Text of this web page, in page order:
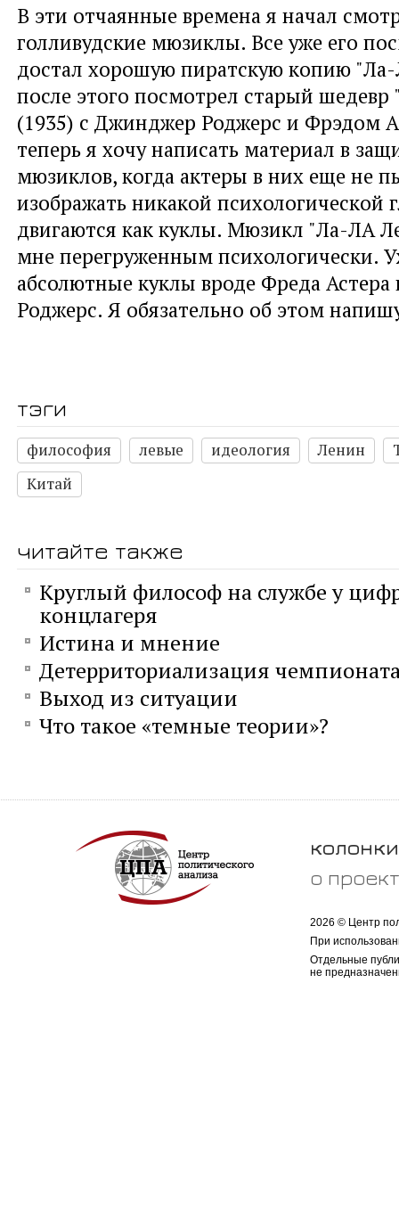
В эти отчаянные времена я начал
голливудские мюзиклы. Все уже его
достал хорошую пиратскую копию
после этого посмотрел старый
(1935) с Джинджер Роджерс и Фрэдом
теперь я хочу написать материал в
мюзиклов, когда актеры в них еще не
изображать никакой психологической
двигаются как куклы. Мюзикл "Ла-ЛА
мне перегруженным психологически.
абсолютные куклы вроде Фреда
Роджерс. Я обязательно об этом
тэги
философия левые идеология Ленин
Китай
читайте также
Круглый философ на службе у
концлагеря
Истина и мнение
Детерриториализация
Выход из ситуации
Что такое «темные теории»?
колонки
о
2026 © Центр
При
Отдельные
не